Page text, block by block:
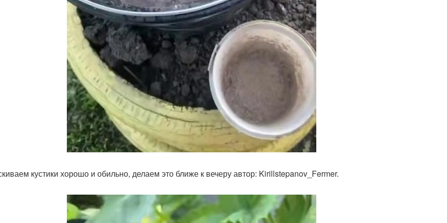
кустики хорошо и обильно, делаем это ближе к вечеру автор: Kirillstepanov_Fermer.